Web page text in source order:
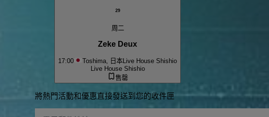
29
周二
Zeke Deux
17:00 Toshima, 日本Live House Shishio
Live House Shishio
售罄
將熱門活動和優惠直接發送到您的收件匣